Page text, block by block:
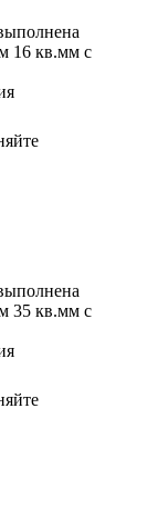
16 кв.мм с
35 кв.мм с